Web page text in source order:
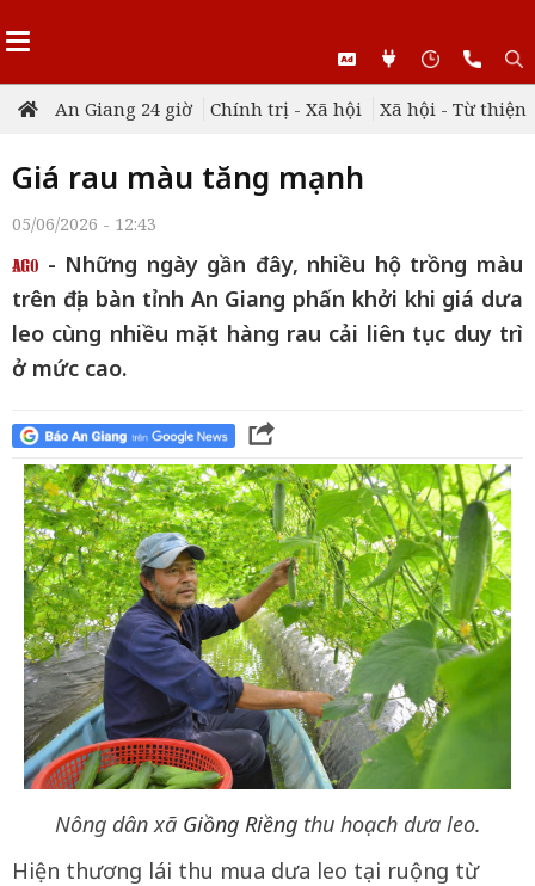
An Giang 24 giờ Chính trị - Xã hội Xã hội - Từ thiện
Giá rau màu tăng mạnh
05/06/2026 - 12:43
- Những ngày gần đây, nhiều hộ trồng màu
trên địa bàn tỉnh An Giang phấn khởi khi giá dưa
leo cùng nhiều mặt hàng rau cải liên tục duy trì
ở mức cao.
Nông dân xã Giồng Riềngthu hoạch dưa leo.
Hiện thương lái thu mua dưa leo tại ruộng từ